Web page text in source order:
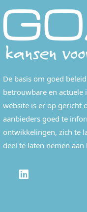
De basis om goed
betrouwbare en
website is er op gericht
aanbieders goed te
ontwikkelingen, zich te
deel te laten nemen